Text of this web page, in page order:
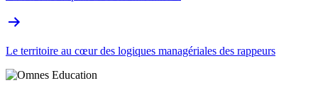
Le territoire au cœur des logiques managériales des rappeurs